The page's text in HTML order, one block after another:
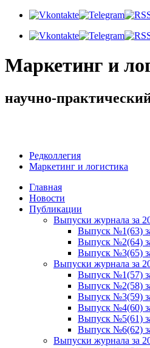
Маркетинг и
научно-
Редколлегия
Маркетинг и логистика
Главная
Новости
Публикации
Выпуски журнала за
Выпуск №1(63)
Выпуск №2(64)
Выпуск №3(65)
Выпуски журнала за
Выпуск №1(57)
Выпуск №2(58)
Выпуск №3(59)
Выпуск №4(60)
Выпуск №5(61)
Выпуск №6(62)
Выпуски журнала за